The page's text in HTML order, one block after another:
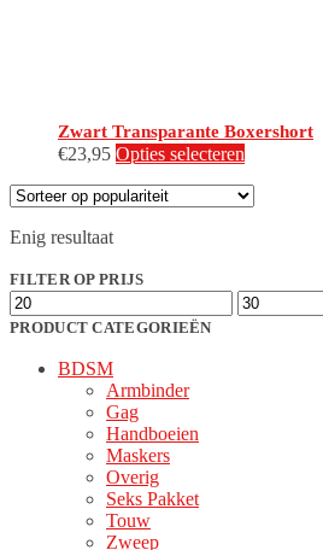
Zwart Transparante Boxershort
€23,95 Opties selecteren
heeft
kan
Enig resultaat
FILTER OP PRIJS
Min.
prijs
Max.
prijs
PRODUCT CATEGORIEËN
BDSM
Armbinder
Gag
Handboeien
Maskers
Overig
Seks Pakket
Touw
Zweep